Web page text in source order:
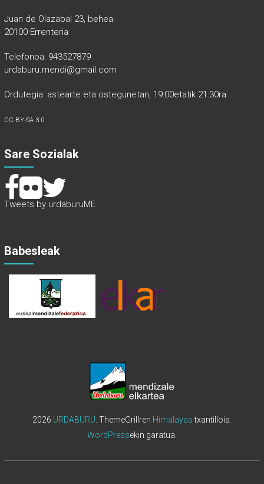
Juan de Olazabal 23, behea.
20100 Errenteria
Telefonoa: 943527879
urdaburu.mendi@gmail.com
Ordutegia: astearte eta ostegunetan, 19:00etatik 21:30ra
CC-BY-SA 3.0
Sare Sozialak
Tweets by urdaburuME
Babesleak
2026 URDABURU. ThemeGrillren Himalayastxantilloia.
WordPressekin garatua.